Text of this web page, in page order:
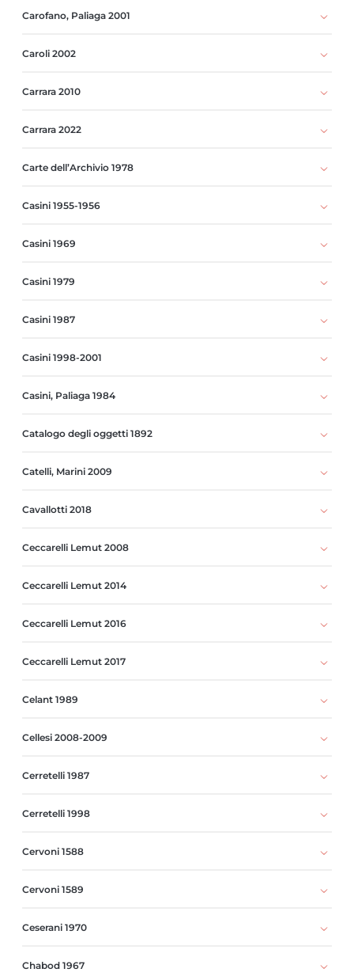
Carofano, Paliaga 2001
Caroli 2002
Carrara 2010
Carrara 2022
Carte dell’Archivio 1978
Casini 1955-1956
Casini 1969
Casini 1979
Casini 1987
Casini 1998-2001
Casini, Paliaga 1984
Catalogo degli oggetti 1892
Catelli, Marini 2009
Cavallotti 2018
Ceccarelli Lemut 2008
Ceccarelli Lemut 2014
Ceccarelli Lemut 2016
Ceccarelli Lemut 2017
Celant 1989
Cellesi 2008-2009
Cerretelli 1987
Cerretelli 1998
Cervoni 1588
Cervoni 1589
Ceserani 1970
Chabod 1967